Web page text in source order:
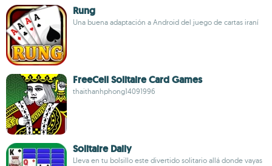
Rung
Una buena adaptación a Android del juego de cartas iraní
FreeCell Solitaire Card Games
thaithanhphong14091996
Solitaire Daily
Lleva en tu bolsillo este divertido solitario allá donde vayas